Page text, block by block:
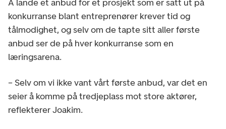
Å lande et anbud for et prosjekt som er satt ut på
konkurranse blant entreprenører krever tid og
tålmodighet, og selv om de tapte sitt aller første
anbud ser de på hver konkurranse som en
læringsarena.
– Selv om vi ikke vant vårt første anbud, var det en
seier å komme på tredjeplass mot store aktører,
reflekterer Joakim.